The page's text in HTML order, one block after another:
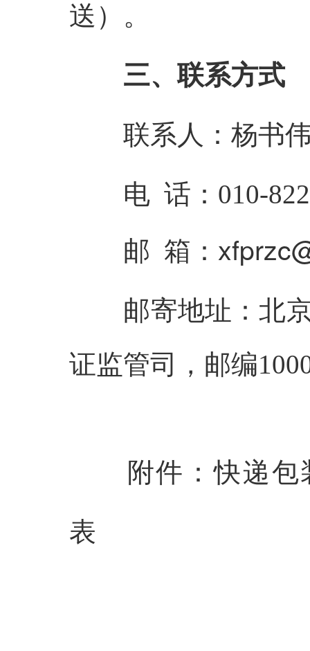
送）。
三、联系方式
联系人：杨书
电 话： 010-
邮 箱： xfprzc
邮寄地址：北
证监管司，邮编
附件：快递包
表